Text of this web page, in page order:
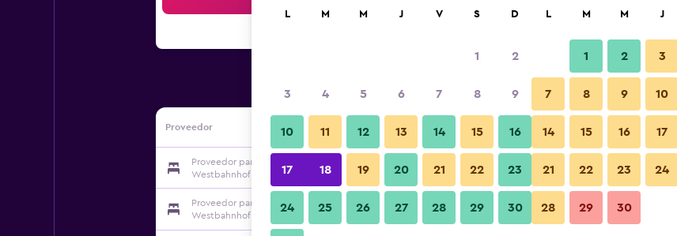
Proveedor
Proveedor para Debo Apartments Naehe
Westbahnhof
Ver precios
Proveedor para Debo Apartments Naehe
Westbahnhof
Ver precios
L M M J V S D
1 2
3 4 5 6 7 8 9
10 11 12 13 14 15 16
17 18 19 20 21 22 23
24 25 26 27 28 29 30
L M M J
1 2 3
7 8 9 10
14 15 16 17
21 22 23 24
28 29 30